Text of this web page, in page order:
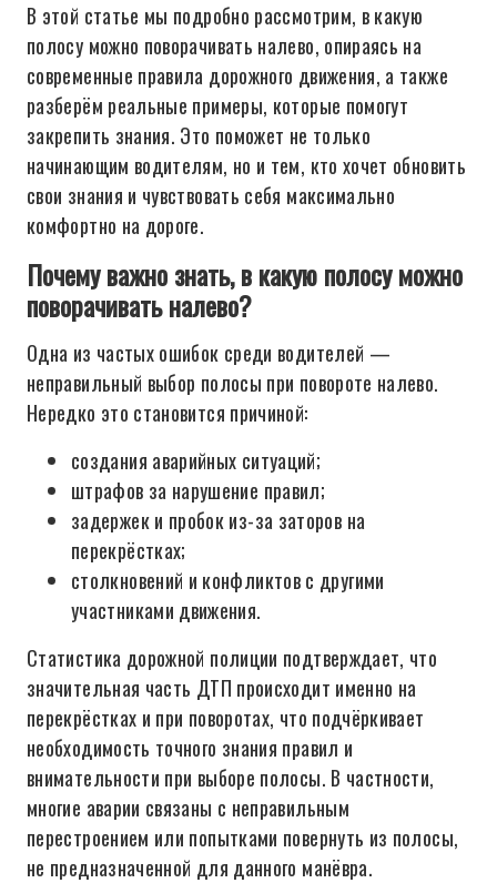
В этой статье мы подробно рассмотрим, в какую
полосу можно поворачивать налево, опираясь на
современные правила дорожного движения, а также
разберём реальные примеры, которые помогут
закрепить знания. Это поможет не только
начинающим водителям, но и тем, кто хочет обновить
свои знания и чувствовать себя максимально
комфортно на дороге.
Почему важно знать, в какую полосу можно
поворачивать налево?
Одна из частых ошибок среди водителей —
неправильный выбор полосы при повороте налево.
Нередко это становится причиной:
создания аварийных ситуаций;
штрафов за нарушение правил;
задержек и пробок из-за заторов на
перекрёстках;
столкновений и конфликтов с другими
участниками движения.
Статистика дорожной полиции подтверждает, что
значительная часть ДТП происходит именно на
перекрёстках и при поворотах, что подчёркивает
необходимость точного знания правил и
внимательности при выборе полосы. В частности,
многие аварии связаны с неправильным
перестроением или попытками повернуть из полосы,
не предназначенной для данного манёвра.